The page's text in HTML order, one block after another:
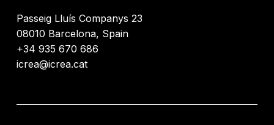
Passeig Lluís Companys 23
08010 Barcelona, Spain
+34 935 670 686
icrea@icrea.cat